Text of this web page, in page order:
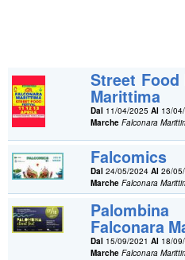
Street Food
Marittima
Dal 11/04/2025Al 13/
Marche Falconara
Falcomics
Dal 24/05/2024Al 26/
Marche Falconara
Falconara
Dal 15/09/2021Al 18/
Marche Falconara